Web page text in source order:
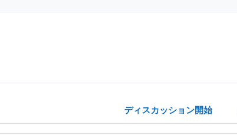
ディスカッション開始